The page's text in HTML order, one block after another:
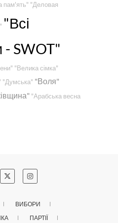
пам'ять" "Деловая
"Всі
- SWOT"
"Велика сімка"
"Думська" "Воля"
"Арабська весна
ВИБОРИ
ПАРТІЇ